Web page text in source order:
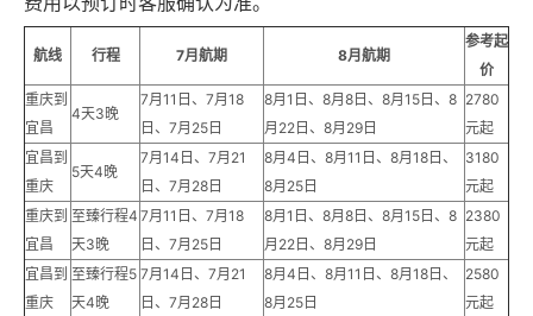
航线 行程 7月航期 8月航期
参考起
价
重庆到
宜昌
4天3晚
7月11日、7月18
日、7月25日
8月1日、8月8日、8月15日、8
月22日、8月29日
2780
元起
宜昌到
重庆
5天4晚
7月14日、7月21
日、7月28日
8月4日、8月11日、8月18日、
8月25日
3180
元起
重庆到
宜昌
至臻行程4
天3晚
7月11日、7月18
日、7月25日
8月1日、8月8日、8月15日、8
月22日、8月29日
2380
元起
宜昌到
重庆
至臻行程5
天4晚
7月14日、7月21
日、7月28日
8月4日、8月11日、8月18日、
8月25日
2580
元起